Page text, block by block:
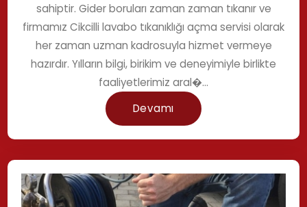
firmamız Cikcilli lavabo tıkanıklığı açma servisi olarak
her zaman uzman kadrosuyla hizmet vermeye
hazırdır. Yılların bilgi, birikim ve deneyimiyle birlikte
faaliyetlerimiz aral�...
Devamı